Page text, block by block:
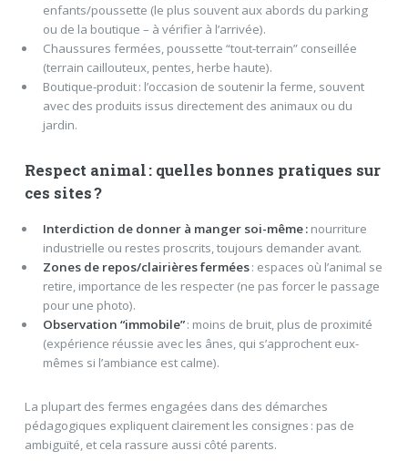
enfants/poussette (le plus souvent aux abords du parking
ou de la boutique – à vérifier à l’arrivée).
Chaussures fermées, poussette “tout-terrain” conseillée
(terrain caillouteux, pentes, herbe haute).
Boutique-produit : l’occasion de soutenir la ferme, souvent
avec des produits issus directement des animaux ou du
jardin.
Respect animal : quelles bonnes pratiques sur
ces sites ?
Interdiction de donner à manger soi-même :nourriture
industrielle ou restes proscrits, toujours demander avant.
Zones de repos/clairières fermées: espaces où l’animal se
retire, importance de les respecter (ne pas forcer le passage
pour une photo).
Observation “immobile”: moins de bruit, plus de proximité
(expérience réussie avec les ânes, qui s’approchent eux-
mêmes si l’ambiance est calme).
La plupart des fermes engagées dans des démarches
pédagogiques expliquent clairement les consignes : pas de
ambiguïté, et cela rassure aussi côté parents.